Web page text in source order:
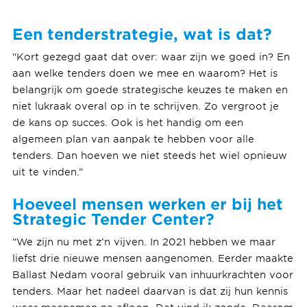
Een tenderstrategie, wat is dat?
“Kort gezegd gaat dat over: waar zijn we goed in? En
aan welke tenders doen we mee en waarom? Het is
belangrijk om goede strategische keuzes te maken en
niet lukraak overal op in te schrijven. Zo vergroot je
de kans op succes. Ook is het handig om een
algemeen plan van aanpak te hebben voor alle
tenders. Dan hoeven we niet steeds het wiel opnieuw
uit te vinden.”
Hoeveel mensen werken er bij het
Strategic Tender Center?
“We zijn nu met z’n vijven. In 2021 hebben we maar
liefst drie nieuwe mensen aangenomen. Eerder maakte
Ballast Nedam vooral gebruik van inhuurkrachten voor
tenders. Maar het nadeel daarvan is dat zij hun kennis